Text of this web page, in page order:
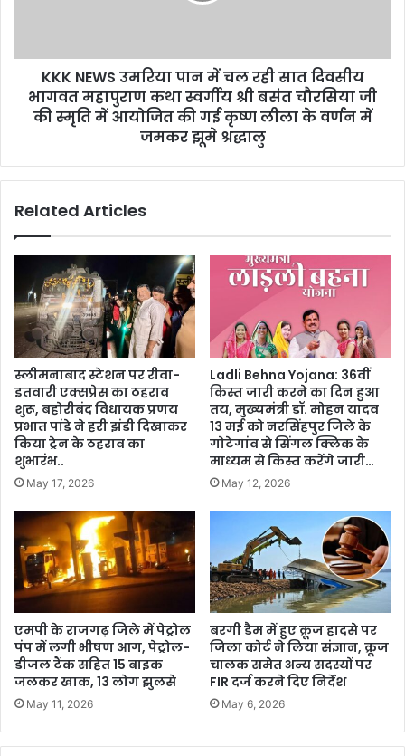
KKK NEWS उमरिया पान में चल रही सात दिवसीय
भागवत महापुराण कथा स्वर्गीय श्री बसंत चौरसिया जी
की स्मृति में आयोजित की गई कृष्ण लीला के वर्णन में
जमकर झूमे श्रद्धालु
Related Articles
स्लीमनाबाद स्टेशन पर रीवा-
इतवारी एक्सप्रेस का ठहराव
शुरू, बहोरीबंद विधायक प्रणय
प्रभात पांडे ने हरी झंडी दिखाकर
किया ट्रेन के ठहराव का
शुभारंभ..
May 17, 2026
Ladli Behna Yojana: 36वीं
किस्त जारी करने का दिन हुआ
तय, मुख्यमंत्री डॉ. मोहन यादव
13 मई को नरसिंहपुर जिले के
गोटेगांव से सिंगल क्लिक के
माध्यम से किस्त करेंगे जारी…
May 12, 2026
एमपी के राजगढ़ जिले में पेट्रोल
पंप में लगी भीषण आग, पेट्रोल-
डीजल टैंक सहित 15 बाइक
जलकर खाक, 13 लोग झुलसे
May 11, 2026
बरगी डैम में हुए क्रूज हादसे पर
जिला कोर्ट ने लिया संज्ञान, क्रूज
चालक समेत अन्य सदस्यों पर
FIR दर्ज करने दिए निर्देश
May 6, 2026